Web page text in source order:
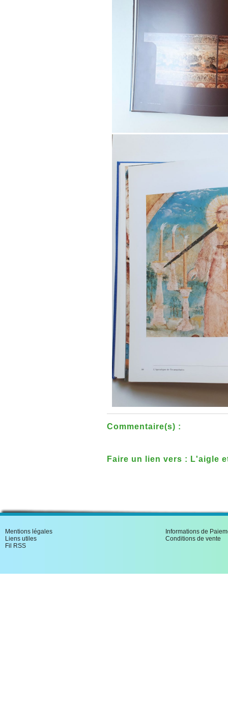
Commentaire(s) :
Faire un lien vers : L'aigle
Mentions légales
Liens utiles
Fil RSS
Informations de
Conditions de vente